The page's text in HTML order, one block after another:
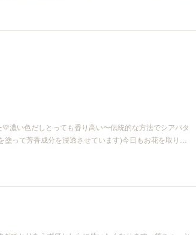
濃い色だしとっても香り高い〜伝統的な方法でシアバタ
って芳香成分を浸透させています)今日もお花を取り…